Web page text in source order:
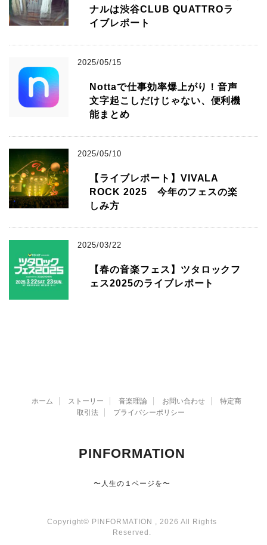
ナルは渋谷CLUB QUATTROラ
イブレポート
2025/05/15
Nottaで仕事効率爆上がり！音声
文字起こしだけじゃない、便利機
能まとめ
2025/05/10
【ライブレポート】VIVALA
ROCK 2025 今年のフェスの楽
しみ方
2025/03/22
【春の音楽フェス】ツタロックフ
ェス2025のライブレポート
ホーム ストーリー 音楽理論 お問い合わせ
特定商
取引法
プライバシーポリシー
PINFORMATION
〜人生の１ページを〜
Copyright© PINFORMATION , 2026 All Rights
Reserved.